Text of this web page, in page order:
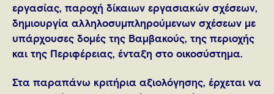
εργασίας, παροχή δίκαιων εργασιακών σχέσεων,
δημιουργία αλληλοσυμπληρούμενων σχέσεων με
υπάρχουσες δομές της Βαμβακούς, της περιοχής
και της Περιφέρειας, ένταξη στο οικοσύστημα.
Στα παραπάνω κριτήρια αξιολόγησης, έρχεται να